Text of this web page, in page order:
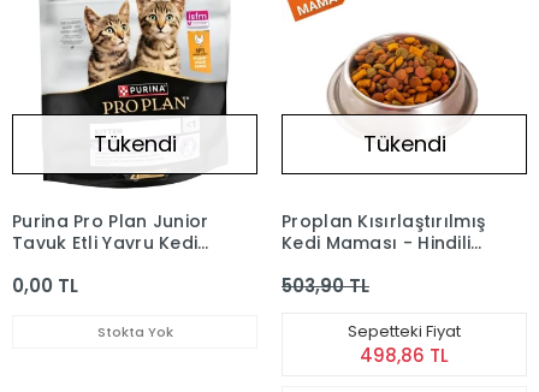
Tükendi
Purina Pro Plan Junior
Tavuk Etli Yavru Kedi
0,00 TL
Stokta Yok
Tükendi
Proplan Kısırlaştırılmış
Kedi Maması - Hindili
503,90 TL
Sepetteki Fiyat
498,86 TL